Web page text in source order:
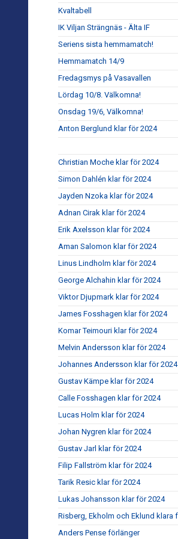
Kvaltabell
IK Viljan Strängnäs - Älta IF
Seriens sista hemmamatch!
Hemmamatch 14/9
Fredagsmys på Vasavallen
Lördag 10/8. Välkomna!
Onsdag 19/6, Välkomna!
Anton Berglund klar för 2024
Christian Moche klar för 2024
Simon Dahlén klar för 2024
Jayden Nzoka klar för 2024
Adnan Cirak klar för 2024
Erik Axelsson klar för 2024
Aman Salomon klar för 2024
Linus Lindholm klar för 2024
George Alchahin klar för 2024
Viktor Djupmark klar för 2024
James Fosshagen klar för 2024
Komar Teimouri klar för 2024
Melvin Andersson klar för 2024
Johannes Andersson klar för 2024
Gustav Kämpe klar för 2024
Calle Fosshagen klar för 2024
Lucas Holm klar för 2024
Johan Nygren klar för 2024
Gustav Jarl klar för 2024
Filip Fallström klar för 2024
Tarik Resic klar för 2024
Lukas Johansson klar för 2024
Risberg, Ekholm och Eklund klara
Anders Pense förlänger